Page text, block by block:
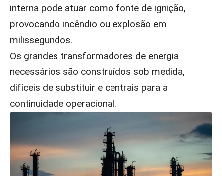
interna pode atuar como fonte de ignição,
provocando incêndio ou explosão em
milissegundos.
Os grandes transformadores de energia
necessários são construídos sob medida,
difíceis de substituir e centrais para a
continuidade operacional.